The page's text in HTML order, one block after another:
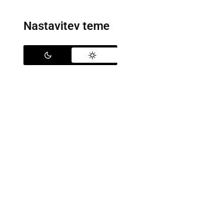
Nastavitev teme